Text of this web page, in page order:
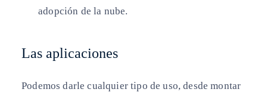
adopción de la nube.
Las aplicaciones
Podemos darle cualquier tipo de uso, desde montar